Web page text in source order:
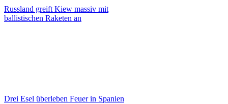
Russland greift Kiew massiv mit
ballistischen Raketen an
Drei Esel überleben Feuer in Spanien